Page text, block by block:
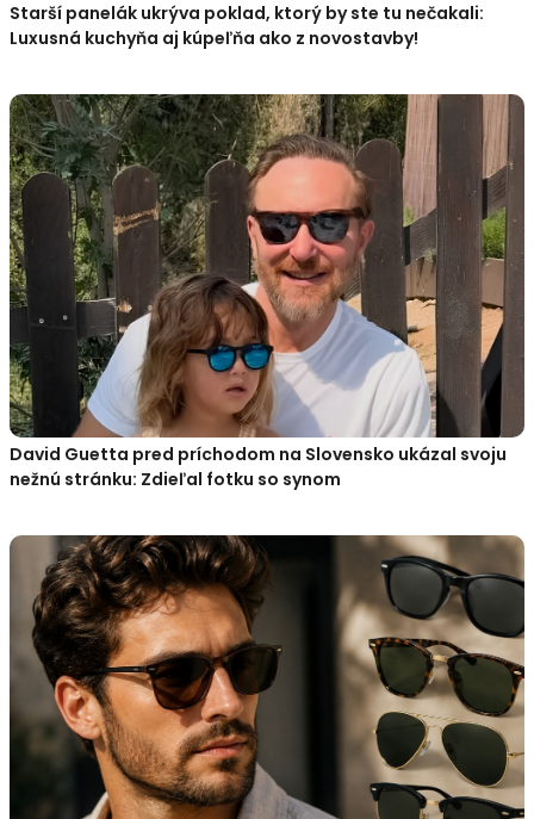
Starší panelák ukrýva poklad, ktorý by ste tu nečakali:
Luxusná kuchyňa aj kúpeľňa ako z novostavby!
David Guetta pred príchodom na Slovensko ukázal svoju
nežnú stránku: Zdieľal fotku so synom